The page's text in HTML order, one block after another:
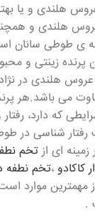
هلندی و یا
هلندی و
ی طوطی سانان
پرنده زینتی و
هلندی در
می باشد.هر
که دارد،
شناسی در
ای ازتخم
کاکادو ،تخم نطفه
موارد
.